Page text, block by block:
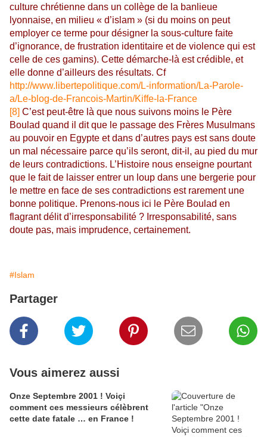
culture chrétienne dans un collège de la banlieue
lyonnaise, en milieu « d’islam » (si du moins on peut
employer ce terme pour désigner la sous-culture faite
d’ignorance, de frustration identitaire et de violence qui est
celle de ces gamins). Cette démarche-là est crédible, et
elle donne d’ailleurs des résultats. Cf
http://www.libertepolitique.com/L-information/La-Parole-
a/Le-blog-de-Francois-Martin/Kiffe-la-France
[8] C’est peut-être là que nous suivons moins le Père
Boulad quand il dit que le passage des Frères Musulmans
au pouvoir en Egypte et dans d’autres pays est sans doute
un mal nécessaire parce qu’ils seront, dit-il, au pied du mur
de leurs contradictions. L’Histoire nous enseigne pourtant
que le fait de laisser entrer un loup dans une bergerie pour
le mettre en face de ses contradictions est rarement une
bonne politique. Prenons-nous ici le Père Boulad en
flagrant délit d’irresponsabilité ? Irresponsabilité, sans
doute pas, mais imprudence, certainement.
#Islam
Partager
Vous aimerez aussi
Onze Septembre 2001 ! Voiçi
comment ces messieurs célèbrent
cette date fatale … en France !